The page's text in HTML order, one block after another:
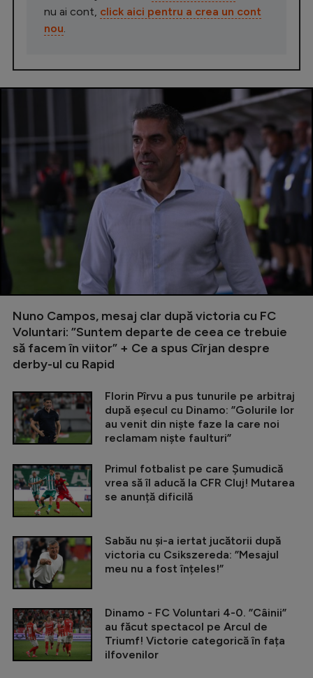
nu ai cont, click aici pentru a crea un cont
nou
Nuno Campos, mesaj clar după victoria cu FC
Voluntari: ”Suntem departe de ceea ce trebuie
să facem în viitor” + Ce a spus Cîrjan despre
derby-ul cu Rapid
Florin Pîrvu a pus tunurile pe arbitraj
după eșecul cu Dinamo: ”Golurile lor
au venit din niște faze la care noi
reclamam niște faulturi”
Primul fotbalist pe care Șumudică
vrea să îl aducă la CFR Cluj! Mutarea
se anunță dificilă
Sabău nu și-a iertat jucătorii după
victoria cu Csikszereda: ”Mesajul
meu nu a fost înțeles!”
Dinamo - FC Voluntari 4-0. ”Câinii”
au făcut spectacol pe Arcul de
Triumf! Victorie categorică în fața
ilfovenilor